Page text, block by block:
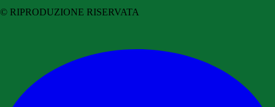
© RIPRODUZIONE RISERVATA